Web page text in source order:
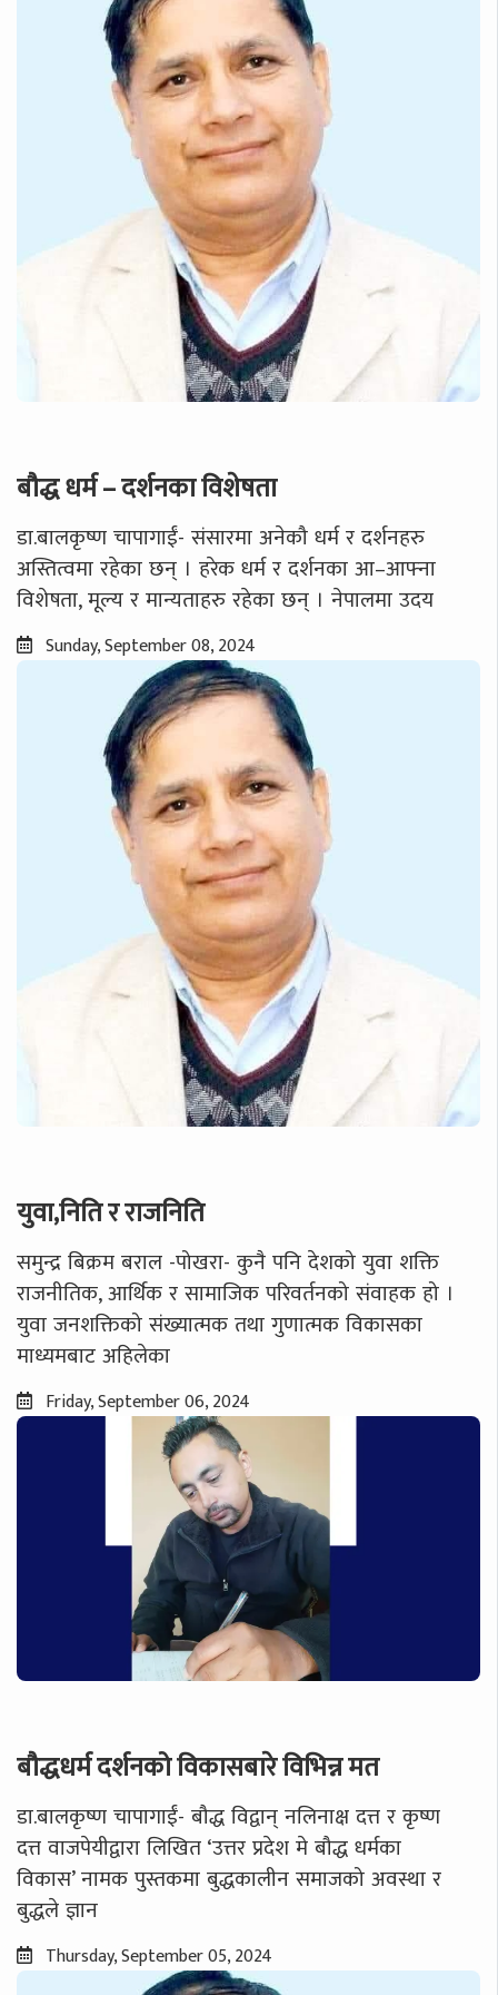
बौद्ध धर्म – दर्शनका विशेषता
डा.बालकृष्ण चापागाईं- संसारमा अनेकौ धर्म र दर्शनहरु
अस्तित्वमा रहेका छन् । हरेक धर्म र दर्शनका आ–आफ्ना
विशेषता, मूल्य र मान्यताहरु रहेका छन् । नेपालमा उदय
Sunday, September 08, 2024
युवा,निति र राजनिति
समुन्द्र बिक्रम बराल -पोखरा- कुनै पनि देशको युवा शक्ति
राजनीतिक, आर्थिक र सामाजिक परिवर्तनको संवाहक हो ।
युवा जनशक्तिको संख्यात्मक तथा गुणात्मक विकासका
माध्यमबाट अहिलेका
Friday, September 06, 2024
बौद्धधर्म दर्शनको विकासबारे विभिन्न मत
डा.बालकृष्ण चापागाईं- बौद्ध विद्वान् नलिनाक्ष दत्त र कृष्ण
दत्त वाजपेयीद्वारा लिखित ‘उत्तर प्रदेश मे बौद्ध धर्मका
विकास’ नामक पुस्तकमा बुद्धकालीन समाजको अवस्था र
बुद्धले ज्ञान
Thursday, September 05, 2024